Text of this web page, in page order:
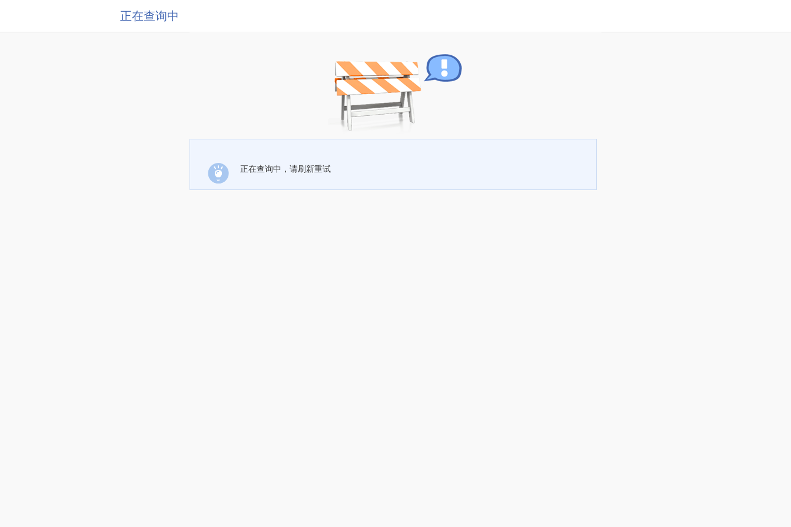
正在查询中
正在查询中，请刷新重试